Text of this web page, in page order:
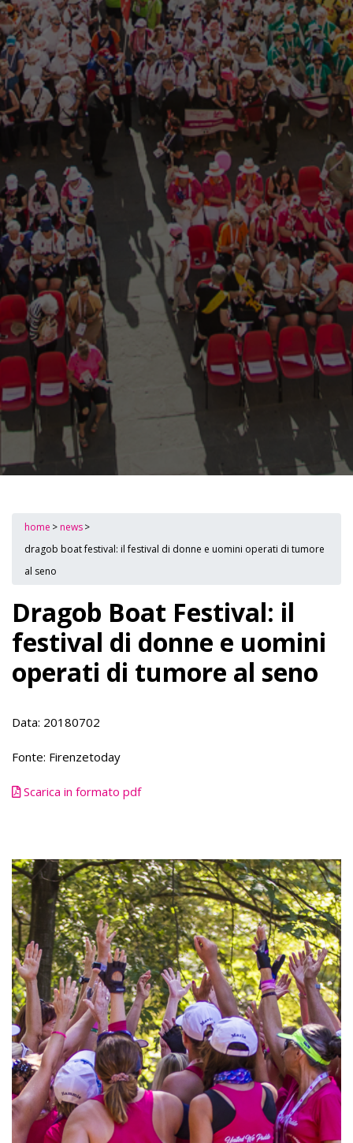
home > news>
dragob boat festival: il festival di donne e uomini operati di tumore
al seno
Dragob Boat Festival: il
festival di donne e uomini
operati di tumore al seno
Data: 20180702
Fonte: Firenzetoday
Scarica in formato pdf